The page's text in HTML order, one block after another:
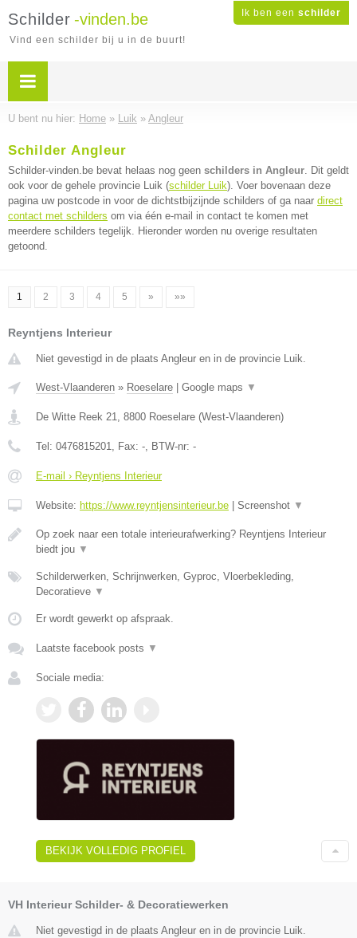
Ik ben een schilder
Schilder -vinden.be
Vind een schilder bij u in de buurt!
U bent nu hier: Home » Luik » Angleur
Schilder Angleur
Schilder-vinden.be bevat helaas nog geen schilders in Angleur. Dit geldt
ook voor de gehele provincie Luik (schilder Luik). Voer bovenaan deze
pagina uw postcode in voor de dichtstbijzijnde schilders of ga naar direct
contact met schilders om via één e-mail in contact te komen met
meerdere schilders tegelijk. Hieronder worden nu overige resultaten
getoond.
1 2 3 4 5 » »»
Reyntjens Interieur
Niet gevestigd in de plaats Angleur en in de provincie Luik.
West-Vlaanderen » Roeselare Google maps ▼
De Witte Reek 21, 8800 Roeselare (West-Vlaanderen)
Tel: 0476815201, Fax: -, BTW-nr: -
E-mail › Reyntjens Interieur
Website: https://www.reyntjensinterieur.be Screenshot ▼
Op zoek naar een totale interieurafwerking? Reyntjens Interieur
biedt jou ▼
Schilderwerken, Schrijnwerken, Gyproc, Vloerbekleding,
Decoratieve ▼
Er wordt gewerkt op afspraak.
Laatste facebook posts ▼
Sociale media:
BEKIJK VOLLEDIG PROFIEL
VH Interieur Schilder- & Decoratiewerken
Niet gevestigd in de plaats Angleur en in de provincie Luik.